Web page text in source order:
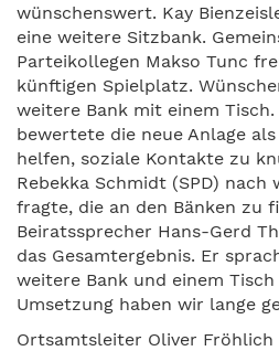
wünschenswert. Kay
eine weitere Sitzbank.
Parteikollegen Makso Tunc
künftigen Spielplatz.
weitere Bank mit einem
bewertete die neue Anlage
helfen, soziale Kontakte zu
Rebekka Schmidt (SPD)
fragte, die an den Bänken zu
Beiratssprecher Hans-Gerd
das Gesamtergebnis. Er
weitere Bank und einem Tisch
Umsetzung haben wir lange
Ortsamtsleiter Oliver